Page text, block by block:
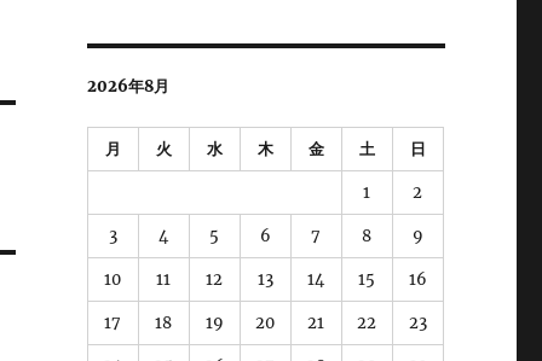
2026年8月
月 火 水 木 金 土 日
1 2
3 4 5 6 7 8 9
10 11 12 13 14 15 16
17 18 19 20 21 22 23